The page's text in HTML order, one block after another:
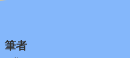
筆者